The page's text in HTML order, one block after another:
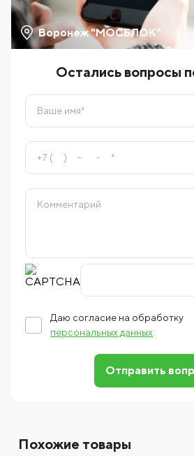
Воронеж "МОСБЛОК"
Остались вопросы
Даю согласие на обработку
персональных данных
Отправить
Похожие товары